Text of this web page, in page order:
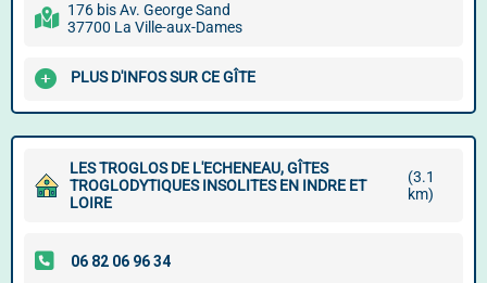
176 bis Av. George Sand
37700 La Ville-aux-Dames
PLUS D'INFOS SUR CE GÎTE
LES TROGLOS DE L'ECHENEAU, GÎTES
TROGLODYTIQUES INSOLITES EN INDRE ET
LOIRE
(3.1
km)